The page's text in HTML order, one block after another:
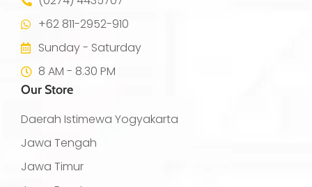
+62 811-2952-910
Sunday - Saturday
8 AM - 8.30 PM
Our Store
Daerah Istimewa Yogyakarta
Jawa Tengah
Jawa Timur